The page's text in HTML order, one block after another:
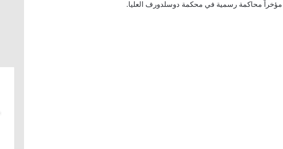
مؤخراً محاكمة رسمية في محكمة دوسلدورف العليا.